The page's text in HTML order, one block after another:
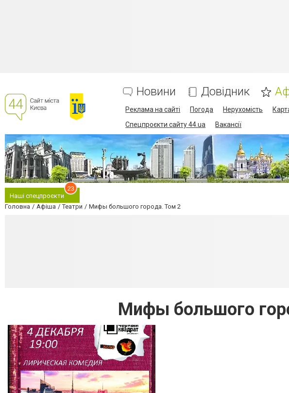
Новини Довідник
Реклама на сайті Погода Нерухомість
Спецпроєкти сайту 44.ua
Вакансії
Наші спецпроєкти
23
Головна Афіша Театри Мифы большого города. Том 2
Мифы большого